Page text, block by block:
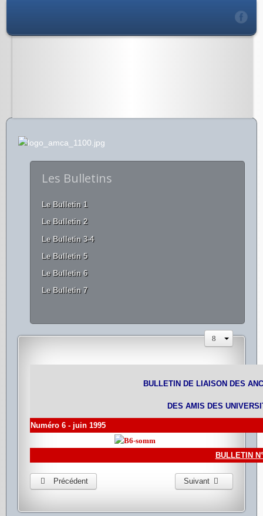
Les Bulletins
Le Bulletin 1
Le Bulletin 2
Le Bulletin 3-4
Le Bulletin 5
Le Bulletin 6
Le Bulletin 7
BULLETIN DE LIAISON DES
DES AMIS DES
Numéro 6 - juin 1995
BULLETIN
Précédent Suivant